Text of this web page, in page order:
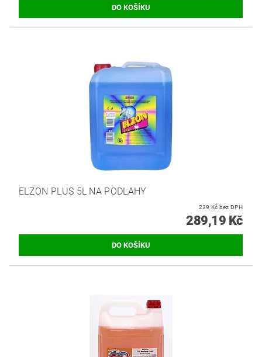
ELZON PLUS 5L NA PODLAHY
239 Kč bez DPH
289,19 Kč